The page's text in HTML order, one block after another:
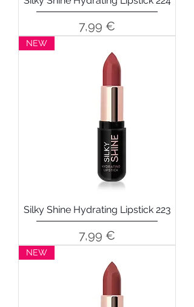
Precio
7,99 €
NEW
Silky Shine Hydrating Lipstick 223
Precio
7,99 €
NEW